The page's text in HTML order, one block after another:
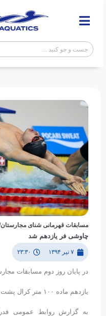
مسابقات قهرمانی شنای مجارستان/
چاوشی فر یازدهم شد
۷ تیر ۱۳۹۴ ۲۳:۳۰
در پايان روز دوم مسابقات
يازدهم ماده ١٠٠ متر كرال پشت رسيد.
به گزارش روابط عمومی